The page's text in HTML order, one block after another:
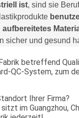
ist, sind sie
aufbereitetes
sicher und gesund
betreffend
QC-System, zum
Ihrer Firma?
im Guangzhou,